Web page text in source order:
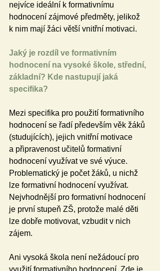
nejvíce ideální k formativnímu
hodnocení zájmové předměty, jelikož
k nim mají žáci větší vnitřní motivaci.
Jaký je rozdíl ve formativním
hodnocení na vysoké škole, střední,
základní? Kde nastupují jaká
specifika?
Mezi specifika pro použití formativního
hodnocení se řadí především věk žáků
(studujících), jejich vnitřní motivace
a připravenost učitelů formativní
hodnocení využívat ve své výuce.
Problematický je počet žáků, u nichž
lze formativní hodnocení využívat.
Nejvhodnější pro formativní hodnocení
je první stupeň ZŠ, protože malé děti
lze dobře motivovat, vzbudit v nich
zájem.
Ani vysoká škola není nežádoucí pro
využití formativního hodnocení. Zde je